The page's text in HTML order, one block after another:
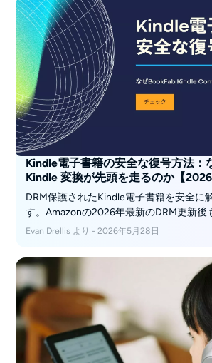
Kindle電子書籍の安全な復号方法：
Kindle 変換が先頭を走るのか【2026
DRM保護されたKindle電子書籍を安全に
す。Amazonの2026年最新のDRM更新後
BookFabのローカルインポートワークフ
ライブラリを将来に備えた状態に保つた
もご紹介します。
Evan Drellis より - 2026年5月28日